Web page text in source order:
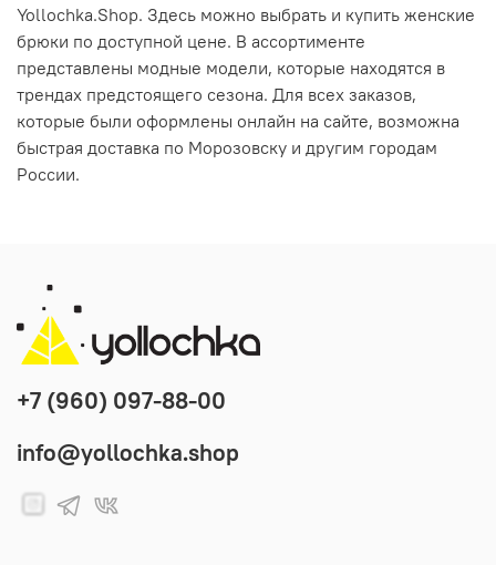
Yollochka.Shop. Здесь можно выбрать и купить женские
брюки по доступной цене. В ассортименте
представлены модные модели, которые находятся в
трендах предстоящего сезона. Для всех заказов,
которые были оформлены онлайн на сайте, возможна
быстрая доставка по Морозовску и другим городам
России.
+7 (960) 097-88-00
info@yollochka.shop